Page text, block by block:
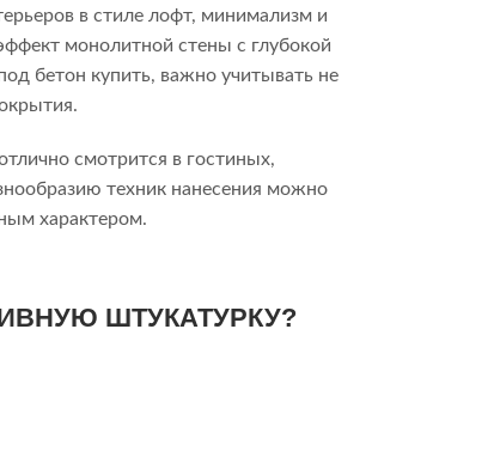
в стиле лофт, минимализм и
монолитной стены с глубокой
бетон купить, важно учитывать не
смотрится в гостиных,
техник нанесения можно
характером.
ШТУКАТУРКУ?